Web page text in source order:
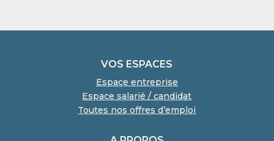
VOS ESPACES
Espace entreprise
Espace salarié / candidat
Toutes nos offres d’emploi